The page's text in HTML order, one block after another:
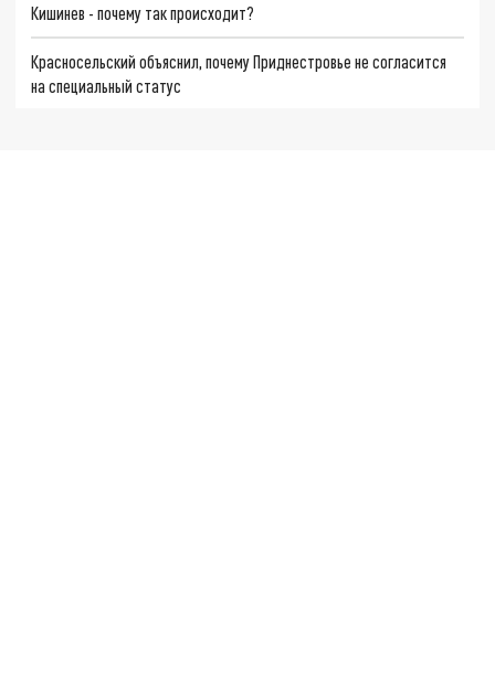
Кишинев - почему так происходит?
Красносельский объяснил, почему Приднестровье не согласится
на специальный статус